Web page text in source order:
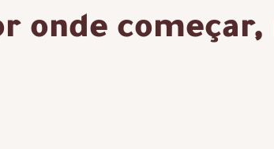
onde começar,